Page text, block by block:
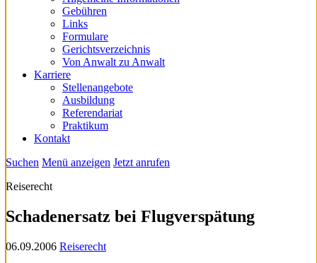
Gebühren
Links
Formulare
Gerichtsverzeichnis
Von Anwalt zu Anwalt
Karriere
Stellenangebote
Ausbildung
Referendariat
Praktikum
Kontakt
Suchen Menü anzeigen Jetzt anrufen
Reiserecht
Schadenersatz bei Flugverspätung
06.09.2006 Reiserecht